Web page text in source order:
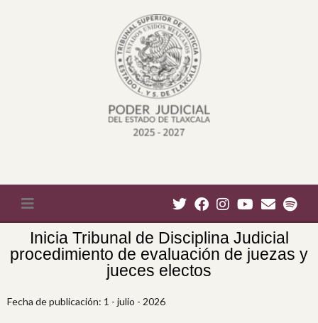
Inicia Tribunal de Disciplina Judicial
procedimiento de evaluación de juezas y
jueces electos
Fecha de publicación: 1 - julio - 2026